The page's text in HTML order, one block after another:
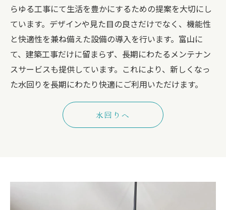
らゆる工事にて生活を豊かにするための提案を大切にし
ています。デザインや見た目の良さだけでなく、機能性
と快適性を兼ね備えた設備の導入を行います。富山に
て、建築工事だけに留まらず、長期にわたるメンテナン
スサービスも提供しています。これにより、新しくなっ
た水回りを長期にわたり快適にご利用いただけます。
水回りへ